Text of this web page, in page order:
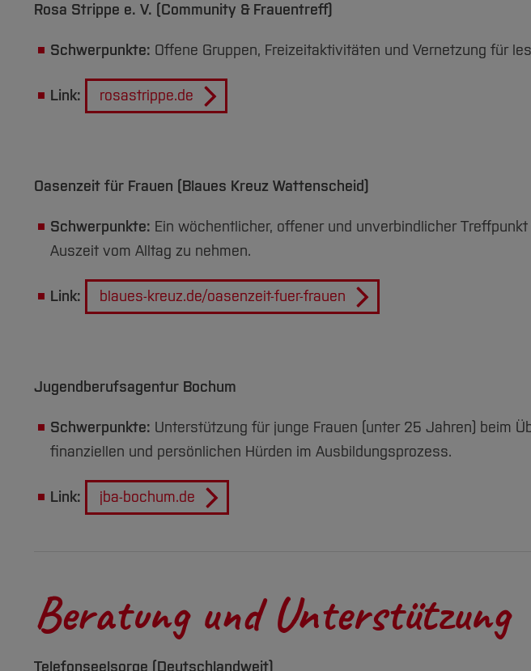
Rosa Strippe e. V. (Community & Frauentreff)
Schwerpunkte: Offene Gruppen, Freizeitaktivitäten und Vernetzung für
Link: rosastrippe.de
Oasenzeit für Frauen (Blaues Kreuz Wattenscheid)
Schwerpunkte: Ein wöchentlicher, offener und unverbindlicher
Auszeit vom Alltag zu nehmen.
Link: blaues-kreuz.de/oasenzeit-fuer-frauen
Jugendberufsagentur Bochum
Schwerpunkte: Unterstützung für junge Frauen (unter 25 Jahren) beim
finanziellen und persönlichen Hürden im Ausbildungsprozess.
Link: jba-bochum.de
Beratung und Unterstützung
Telefonseelsorge (Deutschlandweit)